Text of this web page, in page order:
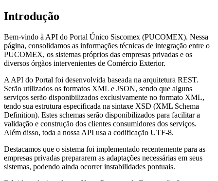
Introdução
Bem-vindo à API do Portal Único Siscomex (PUCOMEX). Nessa
página, consolidamos as informações técnicas de integração entre o
PUCOMEX, os sistemas próprios das empresas privadas e os
diversos órgãos intervenientes de Comércio Exterior.
A API do Portal foi desenvolvida baseada na arquitetura REST.
Serão utilizados os formatos XML e JSON, sendo que alguns
serviços serão disponibilizados exclusivamente no formato XML,
tendo sua estrutura especificada na sintaxe XSD (XML Schema
Definition). Estes schemas serão disponibilizados para facilitar a
validação e construção dos clientes consumidores dos serviços.
Além disso, toda a nossa API usa a codificação UTF-8.
Destacamos que o sistema foi implementado recentemente para as
empresas privadas prepararem as adaptações necessárias em seus
sistemas, podendo ainda ocorrer instabilidades pontuais.